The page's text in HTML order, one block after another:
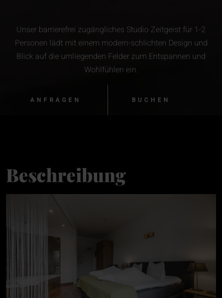
Unser barrierefrei zugängliches Studio Zeitgeist für 1-2
Personen lädt mit einem modern-schlichten Design und
Blick auf die umliegenden Felder zum Entspannen und
Wohlfühlen ein.
ANFRAGEN BUCHEN
Beschreibung